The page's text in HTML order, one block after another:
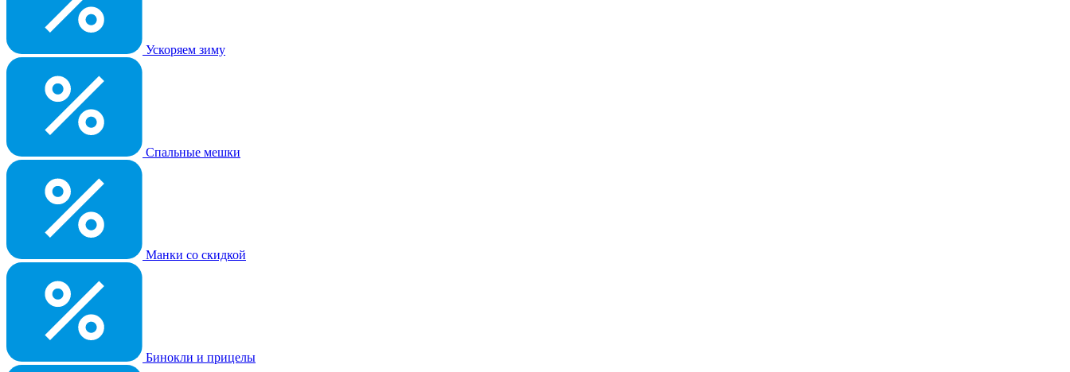
Ускоряем зиму
Спальные мешки
Манки со скидкой
Бинокли и прицелы